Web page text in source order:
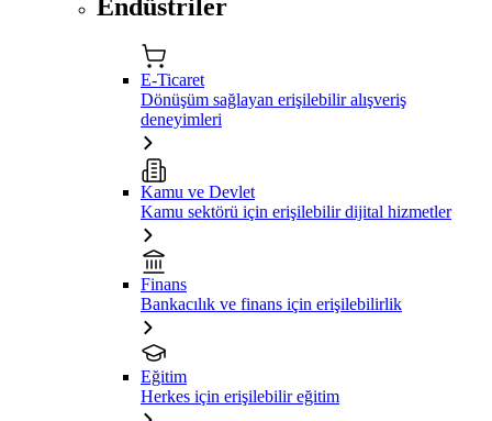
Endüstriler
E-Ticaret
Dönüşüm sağlayan erişilebilir alışveriş
deneyimleri
Kamu ve Devlet
Kamu sektörü için erişilebilir dijital hizmetler
Finans
Bankacılık ve finans için erişilebilirlik
Eğitim
Herkes için erişilebilir eğitim